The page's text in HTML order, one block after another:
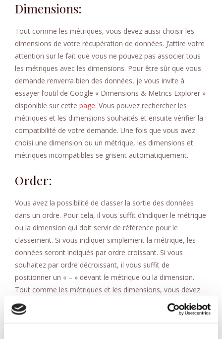
Dimensions:
Tout comme les métriques, vous devez aussi choisir les
dimensions de votre récupération de données. J’attire votre
attention sur le fait que vous ne pouvez pas associer tous
les métriques avec les dimensions. Pour être sûr que vous
demande renverra bien des données, je vous invite à
essayer l’outil de Google « Dimensions & Metrics Explorer »
disponible sur cette page. Vous pouvez rechercher les
métriques et les dimensions souhaités et ensuite vérifier la
compatibilité de votre demande. Une fois que vous avez
choisi une dimension ou un métrique, les dimensions et
métriques incompatibles se grisent automatiquement.
Order:
Vous avez la possibilité de classer la sortie des données
dans un ordre. Pour cela, il vous suffit d’indiquer le métrique
ou la dimension qui doit servir de référence pour le
classement. Si vous indiquer simplement la métrique, les
données seront indiqués par ordre croissant. Si vous
souhaitez par ordre décroissant, il vous suffit de
positionner un « – » devant le métrique ou la dimension.
Tout comme les métriques et les dimensions, vous devez
utiliser les API name pour être compris.